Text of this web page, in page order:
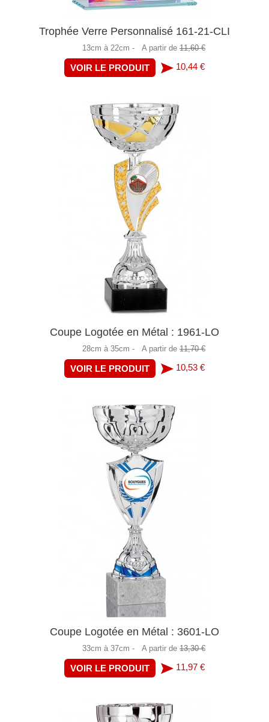
Trophée Verre Personnalisé 161-21-CLI
13cm à 22cm - A partir de 11,60 €
VOIR LE PRODUIT 10,44 €
Coupe Logotée en Métal : 1961-LO
28cm à 35cm - A partir de 11,70 €
VOIR LE PRODUIT 10,53 €
Coupe Logotée en Métal : 3601-LO
33cm à 37cm - A partir de 13,30 €
VOIR LE PRODUIT 11,97 €